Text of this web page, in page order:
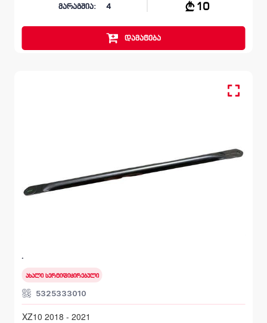
მარაგშია: 4 10
დამატება
XZ10 2018 - 2021
ახალი სერტიფიცირებული
5325333010
XZ10 2018 - 2021